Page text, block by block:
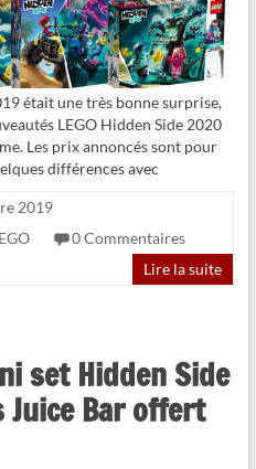
était une très bonne surprise,
LEGO Hidden Side 2020
Les prix annoncés sont pour
différences avec
2019
0 Commentaires
Lire la suite
set Hidden Side
Juice Bar offert